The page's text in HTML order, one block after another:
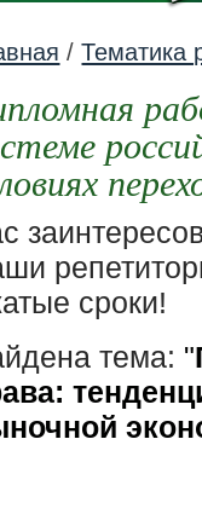
/Тематика
сроки!
тема: "